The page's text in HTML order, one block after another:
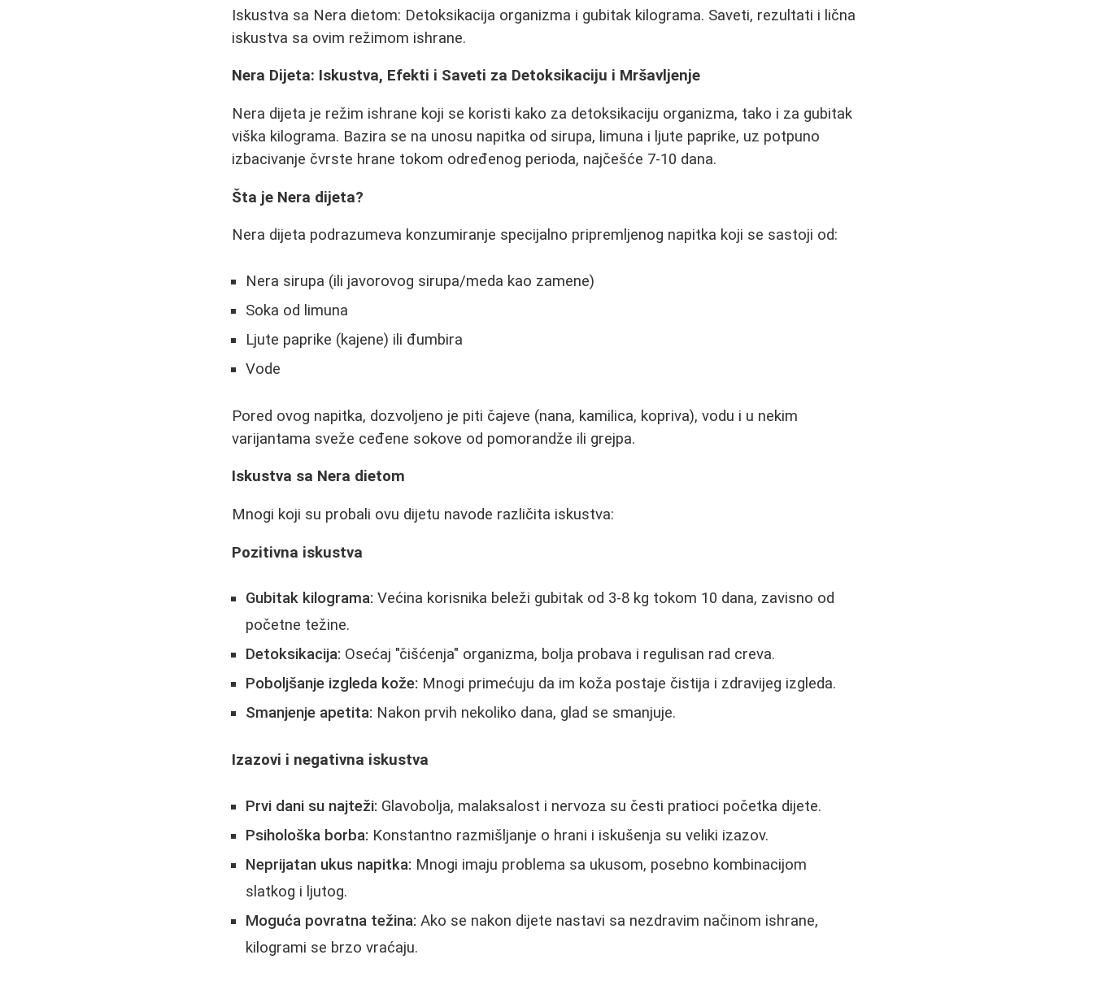
Iskustva sa Nera dietom: Detoksikacija organizma i gubitak kilograma. Saveti, rezultati i lična
iskustva sa ovim režimom ishrane.
Nera Dijeta: Iskustva, Efekti i Saveti za Detoksikaciju i Mršavljenje
Nera dijeta je režim ishrane koji se koristi kako za detoksikaciju organizma, tako i za gubitak
viška kilograma. Bazira se na unosu napitka od sirupa, limuna i ljute paprike, uz potpuno
izbacivanje čvrste hrane tokom određenog perioda, najčešće 7-10 dana.
Šta je Nera dijeta?
Nera dijeta podrazumeva konzumiranje specijalno pripremljenog napitka koji se sastoji od:
Nera sirupa (ili javorovog sirupa/meda kao zamene)
Soka od limuna
Ljute paprike (kajene) ili đumbira
Vode
Pored ovog napitka, dozvoljeno je piti čajeve (nana, kamilica, kopriva), vodu i u nekim
varijantama sveže ceđene sokove od pomorandže ili grejpa.
Iskustva sa Nera dietom
Mnogi koji su probali ovu dijetu navode različita iskustva:
Pozitivna iskustva
Gubitak kilograma: Većina korisnika beleži gubitak od 3-8 kg tokom 10 dana, zavisno od
početne težine.
Detoksikacija: Osećaj "čišćenja" organizma, bolja probava i regulisan rad creva.
Poboljšanje izgleda kože: Mnogi primećuju da im koža postaje čistija i zdravijeg izgleda.
Smanjenje apetita: Nakon prvih nekoliko dana, glad se smanjuje.
Izazovi i negativna iskustva
Prvi dani su najteži: Glavobolja, malaksalost i nervoza su česti pratioci početka dijete.
Psihološka borba: Konstantno razmišljanje o hrani i iskušenja su veliki izazov.
Neprijatan ukus napitka: Mnogi imaju problema sa ukusom, posebno kombinacijom
slatkog i ljutog.
Moguća povratna težina: Ako se nakon dijete nastavi sa nezdravim načinom ishrane,
kilogrami se brzo vraćaju.